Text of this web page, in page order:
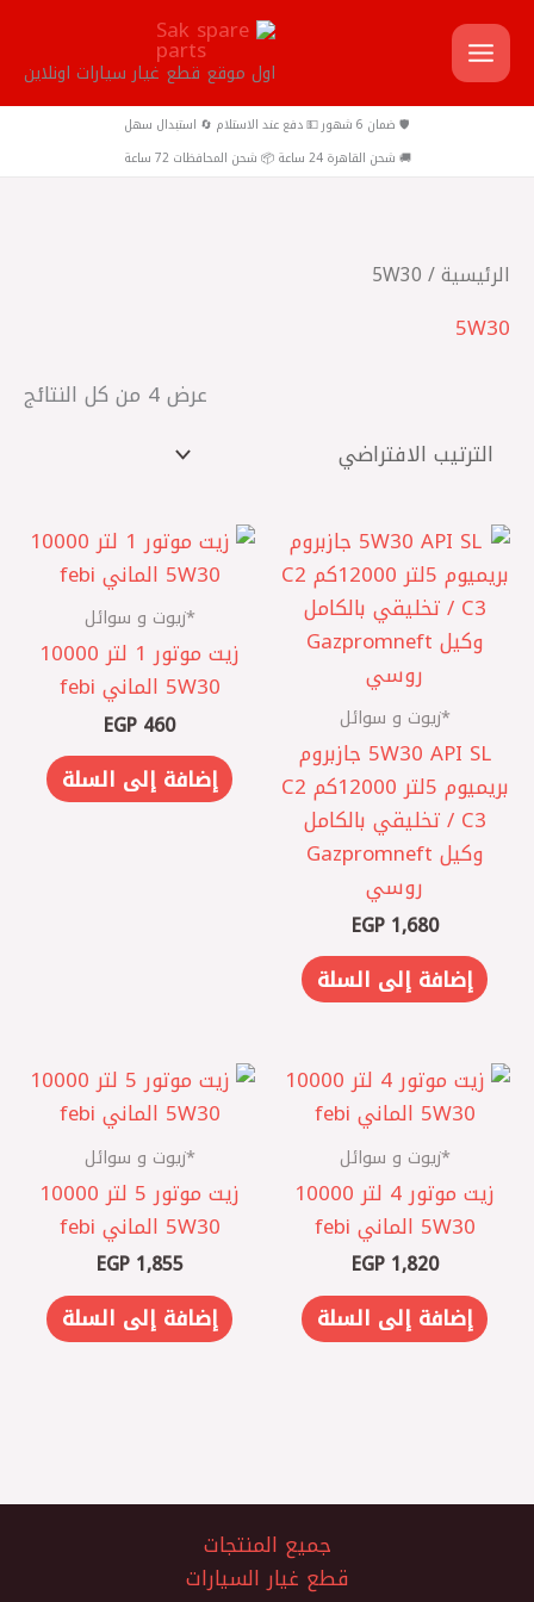
تخطي
إلى
المحتوى
اول موقع قطع غيار سيارات اونلاين
🛡️ ضمان 6 شهور 💵 دفع عند الاستلام 🔄 استبدال سهل
🚚 شحن القاهرة 24 ساعة 📦 شحن المحافظات 72 ساعة
الرئيسية/ 5W30
5W30
عرض ⁦4⁩ من كل النتائج
*زيوت و سوائل
5W30 API SL جازبروم
بريميوم 5لتر 12000كم C2
/ C3 تخليقي بالكامل
وكيل Gazpromneft
روسي
EGP1,680
إضافة إلى السلة
*زيوت و سوائل
زيت موتور 1 لتر 10000
5W30 الماني febi
EGP 460
إضافة إلى السلة
*زيوت و سوائل
زيت موتور 4 لتر 10000
5W30 الماني febi
EGP1,820
إضافة إلى السلة
*زيوت و سوائل
زيت موتور 5 لتر 10000
5W30 الماني febi
EGP1,855
إضافة إلى السلة
جميع المنتجات
قطع غيار السيارات